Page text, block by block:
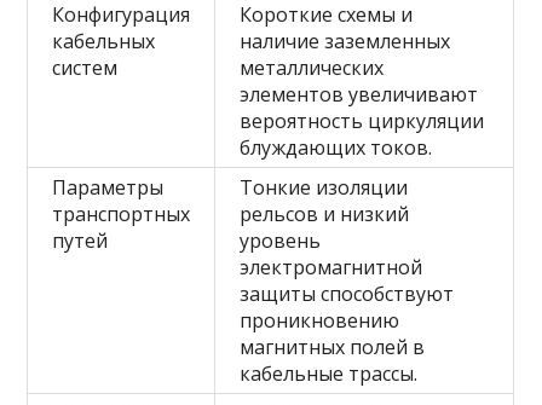
Конфигурация
кабельных
систем
Короткие схемы и
наличие заземленных
металлических
элементов увеличивают
вероятность циркуляции
блуждающих токов.
Параметры
транспортных
путей
Тонкие изоляции
рельсов и низкий
уровень
электромагнитной
защиты способствуют
проникновению
магнитных полей в
кабельные трассы.